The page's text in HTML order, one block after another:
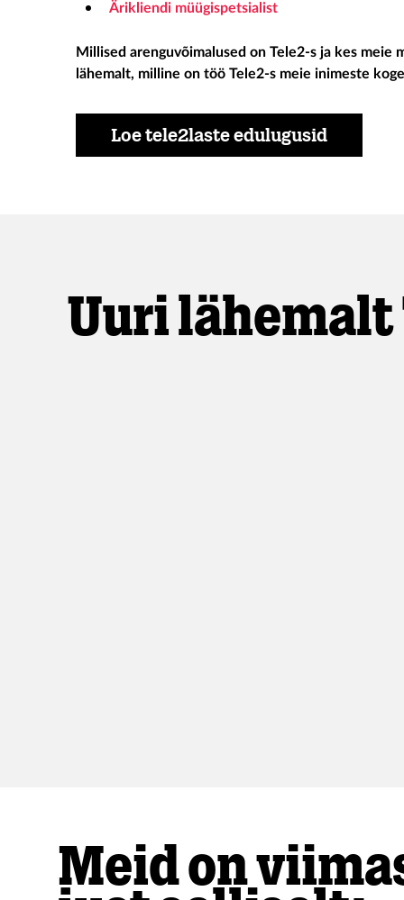
Ärikliendi müügispetsialist
Millised arenguvõimalused on Tele2-s ja kes meie
lähemalt, milline on töö Tele2-s meie inimeste
Loe tele2laste edulugusid
Uuri
Meid on